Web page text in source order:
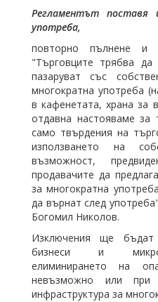
Регламентът поставя
употреба,
повторно пълнене и
"Търговците трябва
пазаруват със
многократна употреба
в кафенетата, храна за
отдавна настояваме за
само твърдения на
използването на
възможност,
продавачите да
за многократна
да върнат след
Богомил Николов.
Изключения ще бъдат
бизнеси и
елиминирането на
невъзможно или
инфраструктура за